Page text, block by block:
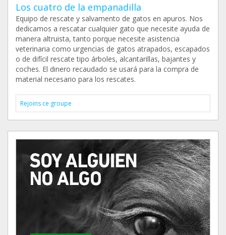
Los cuatro de la empanadilla
Equipo de rescate y salvamento de gatos en apuros. Nos
dedicamos a rescatar cualquier gato que necesite ayuda de
manera altruista, tanto porque necesite asistencia
veterinaria como urgencias de gatos atrapados, escapados
o de difícil rescate tipo árboles, alcantarillas, bajantes y
coches. El dinero recaudado se usará para la compra de
material necesario para los rescates.
Rejoins ce groupe